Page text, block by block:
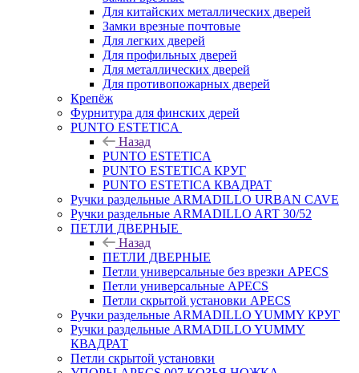
Для китайских металлических дверей
Замки врезные почтовые
Для легких дверей
Для профильных дверей
Для металлических дверей
Для противопожарных дверей
Крепёж
Фурнитура для финских дерей
PUNTO ESTETICA
Назад
PUNTO ESTETICA
PUNTO ESTETICA КРУГ
PUNTO ESTETICA КВАДРАТ
Ручки раздельные ARMADILLO URBAN CAVE
Ручки раздельные ARMADILLO ART 30/52
ПЕТЛИ ДВЕРНЫЕ
Назад
ПЕТЛИ ДВЕРНЫЕ
Петли универсальные без врезки APECS
Петли универсальные APECS
Петли скрытой установки APECS
Ручки раздельные ARMADILLO YUMMY КРУГ
Ручки раздельные ARMADILLO YUMMY
КВАДРАТ
Петли скрытой установки